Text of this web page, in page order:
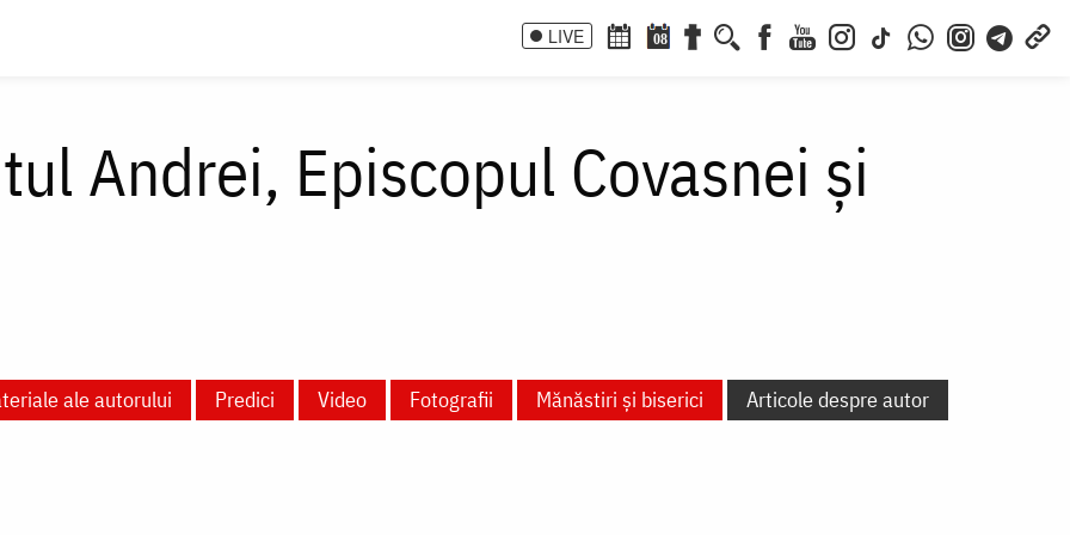
LIVE 08
Andrei, Episcopul Covasnei și
ale autorului Predici Video Fotografii Mănăstiri și biserici
Articole despre autor